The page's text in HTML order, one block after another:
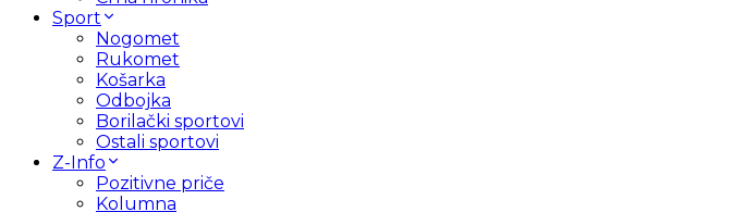
Sport
Nogomet
Rukomet
Košarka
Odbojka
Borilački sportovi
Ostali sportovi
Z-Info
Pozitivne priče
Kolumna